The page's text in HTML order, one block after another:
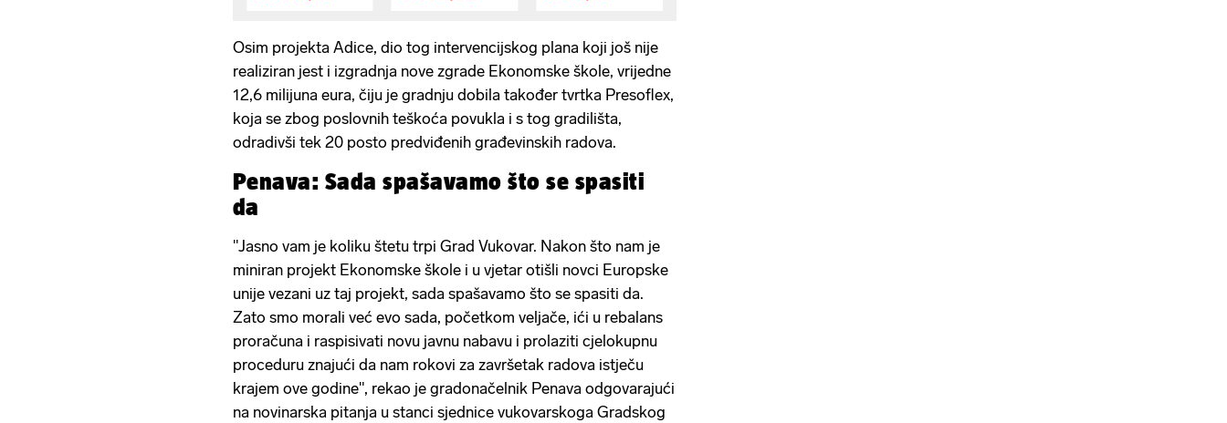
Osim projekta Adice, dio tog intervencijskog plana koji još nije
realiziran jest i izgradnja nove zgrade Ekonomske škole, vrijedne
12,6 milijuna eura, čiju je gradnju dobila također tvrtka Presoflex,
koja se zbog poslovnih teškoća povukla i s tog gradilišta,
odradivši tek 20 posto predviđenih građevinskih radova.
Penava: Sada spašavamo što se spasiti
da
"Jasno vam je koliku štetu trpi Grad Vukovar. Nakon što nam je
miniran projekt Ekonomske škole i u vjetar otišli novci Europske
unije vezani uz taj projekt, sada spašavamo što se spasiti da.
Zato smo morali već evo sada, početkom veljače, ići u rebalans
proračuna i raspisivati novu javnu nabavu i prolaziti cjelokupnu
proceduru znajući da nam rokovi za završetak radova istječu
krajem ove godine", rekao je gradonačelnik Penava odgovarajući
na novinarska pitanja u stanci sjednice vukovarskoga Gradskog